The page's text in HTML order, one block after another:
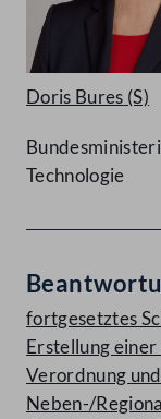
Doris Bures (S)
Technologie
fortgesetztes
Erstellung
Verordnung
Neben-/